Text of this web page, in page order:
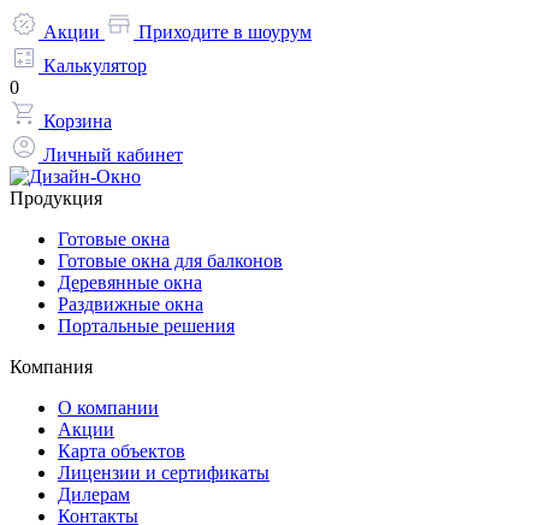
Акции
Приходите в шоурум
Калькулятор
0
Корзина
Личный кабинет
Продукция
Готовые окна
Готовые окна для балконов
Деревянные окна
Раздвижные окна
Портальные решения
Компания
О компании
Акции
Карта объектов
Лицензии и сертификаты
Дилерам
Контакты